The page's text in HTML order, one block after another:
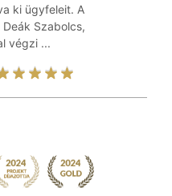
ki ügyfeleit. A
Szabolcs,
végzi ...